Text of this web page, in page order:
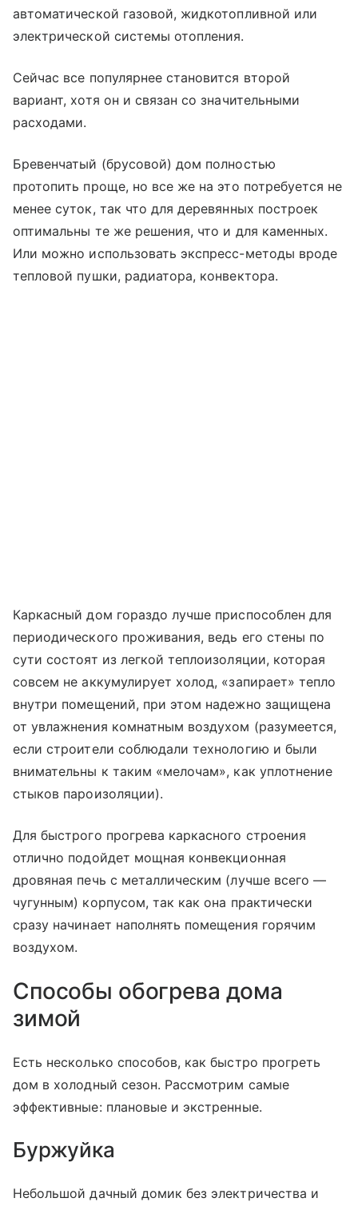
автоматической газовой, жидкотопливной или
электрической системы отопления.
Сейчас все популярнее становится второй
вариант, хотя он и связан со значительными
расходами.
Бревенчатый (брусовой) дом полностью
протопить проще, но все же на это потребуется не
менее суток, так что для деревянных построек
оптимальны те же решения, что и для каменных.
Или можно использовать экспресс-методы вроде
тепловой пушки, радиатора, конвектора.
Каркасный дом гораздо лучше приспособлен для
периодического проживания, ведь его стены по
сути состоят из легкой теплоизоляции, которая
совсем не аккумулирует холод, «запирает» тепло
внутри помещений, при этом надежно защищена
от увлажнения комнатным воздухом (разумеется,
если строители соблюдали технологию и были
внимательны к таким «мелочам», как уплотнение
стыков пароизоляции).
Для быстрого прогрева каркасного строения
отлично подойдет мощная конвекционная
дровяная печь с металлическим (лучше всего —
чугунным) корпусом, так как она практически
сразу начинает наполнять помещения горячим
воздухом.
Способы обогрева дома
зимой
Есть несколько способов, как быстро прогреть
дом в холодный сезон. Рассмотрим самые
эффективные: плановые и экстренные.
Буржуйка
Небольшой дачный домик без электричества и